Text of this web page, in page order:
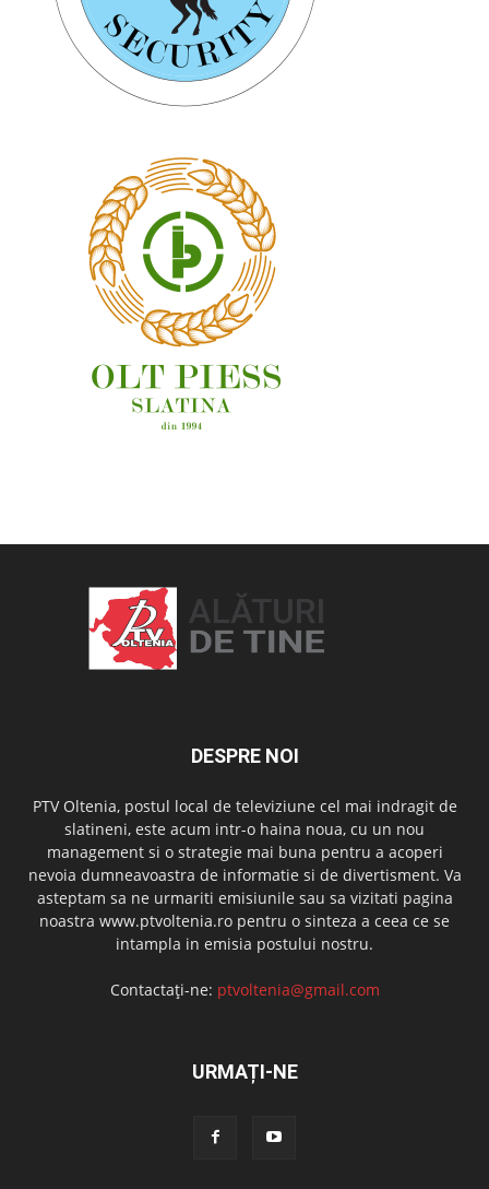
DESPRE NOI
PTV Oltenia, postul local de televiziune cel mai indragit de
slatineni, este acum intr-o haina noua, cu un nou
management si o strategie mai buna pentru a acoperi
nevoia dumneavoastra de informatie si de divertisment. Va
asteptam sa ne urmariti emisiunile sau sa vizitati pagina
noastra www.ptvoltenia.ro pentru o sinteza a ceea ce se
intampla in emisia postului nostru.
Contactați-ne: ptvoltenia@gmail.com
URMAȚI-NE